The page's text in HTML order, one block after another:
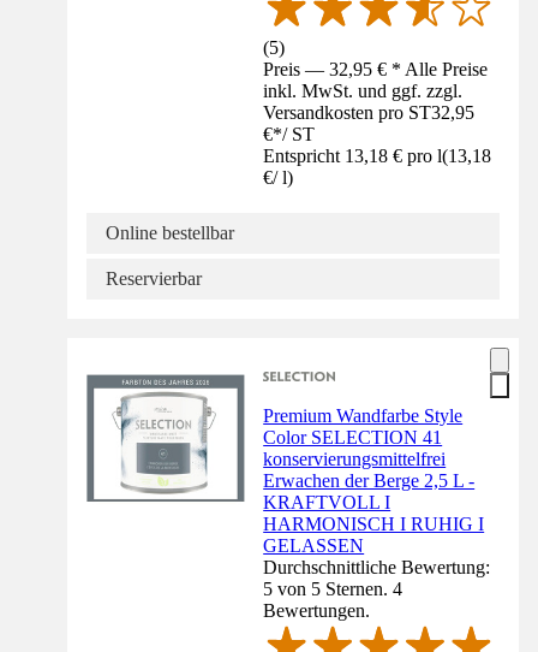
(5)
Preis — 32,95 € * Alle Preise
inkl. MwSt. und ggf. zzgl.
Versandkosten pro ST32,95
€*/ ST
Entspricht 13,18 € pro l(13,18
€/ l)
Online bestellbar
Reservierbar
Premium Wandfarbe Style
Color SELECTION 41
konservierungsmittelfrei
Erwachen der Berge 2,5 L -
KRAFTVOLL I
HARMONISCH I RUHIG I
GELASSEN
Durchschnittliche Bewertung:
5 von 5 Sternen. 4
Bewertungen.